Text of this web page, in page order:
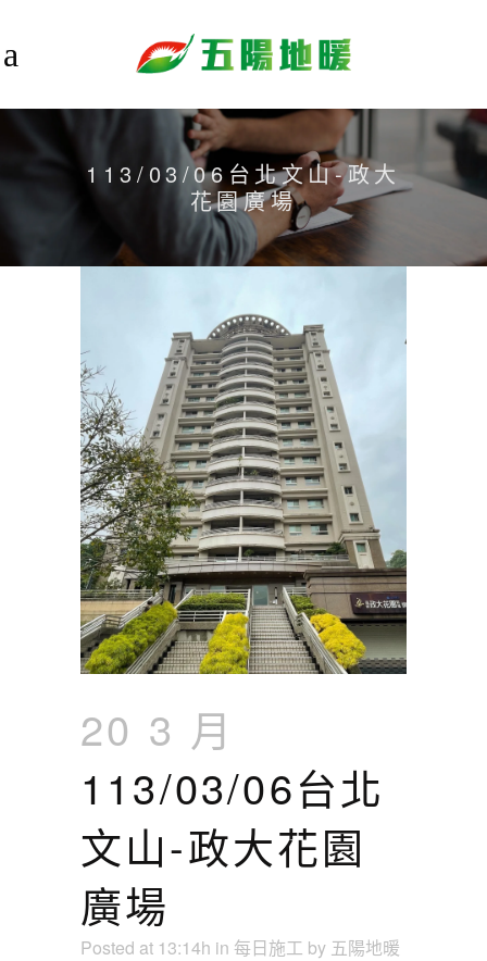
113/03/06台北文山-政大
花園廣場
20 3 月
113/03/06台北
文山-政大花園
廣場
Posted at 13:14h in 每日施工 by 五陽地暖